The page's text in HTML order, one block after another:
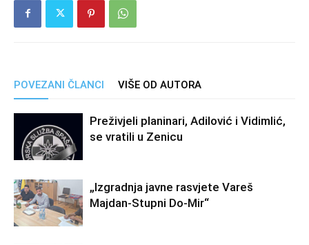
POVEZANI ČLANCI VIŠE OD AUTORA
Preživjeli planinari, Adilović i Vidimlić,
se vratili u Zenicu
„Izgradnja javne rasvjete Vareš
Majdan-Stupni Do-Mir“